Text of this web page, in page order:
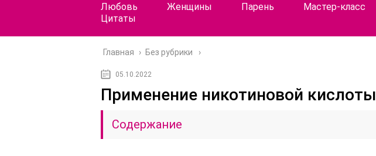
Любовь Женщины Парень Мастер-класс
Цитаты
Главная › Без рубрики
05.10.2022
Применение никотиновой кислоты
Содержание